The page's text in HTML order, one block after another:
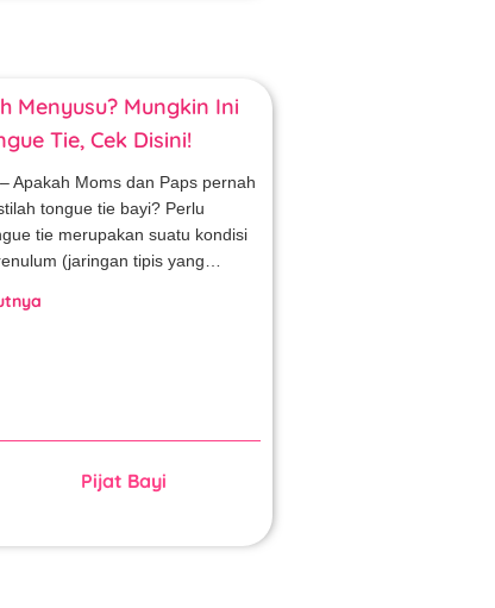
Menyusu? Mungkin Ini
Tie, Cek Disini!
Apakah Moms dan Paps pernah
tongue tie bayi? Perlu
tie merupakan suatu kondisi
(jaringan tipis yang…
Pijat Bayi